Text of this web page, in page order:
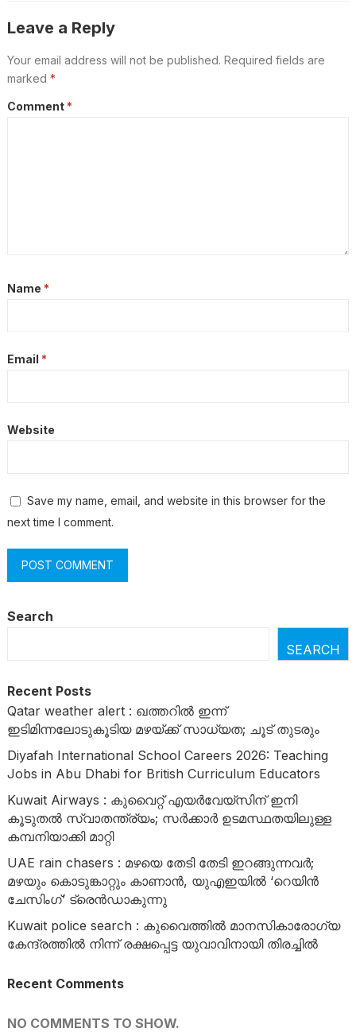
അധികൃതർ
Leave a Reply
Your email address will not be published. Required fields are
marked *
Comment *
Name *
Email *
Website
Save my name, email, and website in this browser for the
next time I comment.
Search
SEARCH
Recent Posts
Qatar weather alert : ഖത്തറിൽ ഇന്ന്
ഇടിമിന്നലോടുകൂടിയ മഴയ്ക്ക് സാധ്യത; ചൂട് തുടരും
Diyafah International School Careers 2026: Teaching
Jobs in Abu Dhabi for British Curriculum Educators
Kuwait Airways : കുവൈറ്റ് എയർവേയ്‌സിന് ഇനി
കൂടുതൽ സ്വാതന്ത്ര്യം; സർക്കാർ ഉടമസ്ഥതയിലുള്ള
കമ്പനിയാക്കി മാറ്റി
UAE rain chasers : മഴയെ തേടി തേടി ഇറങ്ങുന്നവർ;
മഴയും കൊടുങ്കാറ്റും കാണാൻ, യുഎഇയിൽ ‘റെയിൻ
ചേസിംഗ്’ ട്രെൻഡാകുന്നു
Kuwait police search : കുവൈത്തിൽ മാനസികാരോഗ്യ
കേന്ദ്രത്തിൽ നിന്ന് രക്ഷപ്പെട്ട യുവാവിനായി തിരച്ചിൽ
Recent Comments
NO COMMENTS TO SHOW.